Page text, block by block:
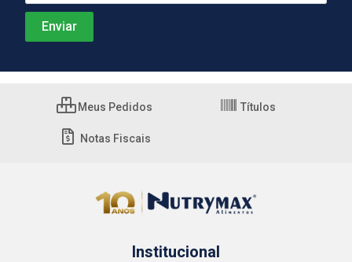
Meus Pedidos Títulos
Notas Fiscais
Institucional